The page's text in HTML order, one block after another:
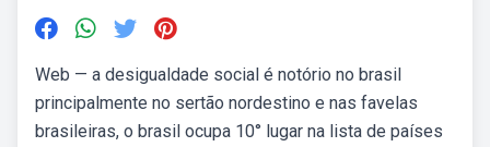
Web — a desigualdade social é notório no brasil
principalmente no sertão nordestino e nas favelas
brasileiras, o brasil ocupa 10° lugar na lista de países